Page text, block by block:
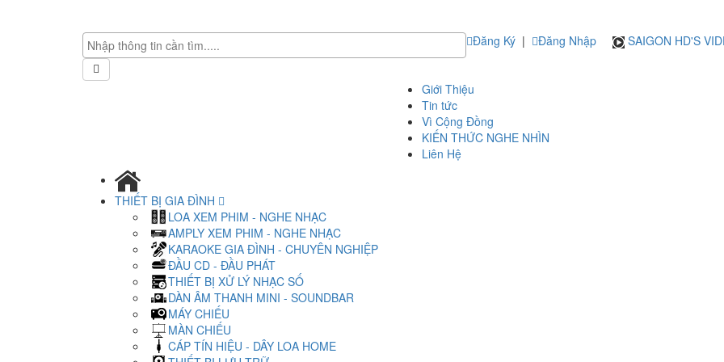
Đăng Ký | Đăng Nhập SAIGON HD'S
Giới Thiệu
Tin tức
Vì Cộng Đồng
KIẾN THỨC NGHE NHÌN
Liên Hệ
THIẾT BỊ GIA ĐÌNH
LOA XEM PHIM - NGHE NHẠC
AMPLY XEM PHIM - NGHE NHẠC
KARAOKE GIA ĐÌNH - CHUYÊN NGHIỆP
ĐẦU CD - ĐẦU PHÁT
THIẾT BỊ XỬ LÝ NHẠC SỐ
DÀN ÂM THANH MINI - SOUNDBAR
MÁY CHIẾU
MÀN CHIẾU
CÁP TÍN HIỆU - DÂY LOA HOME